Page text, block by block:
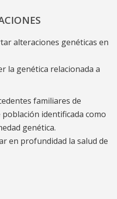
alteraciones genéticas en
la genética relacionada a
familiares de
identificada como
genética.
en profundidad la salud de